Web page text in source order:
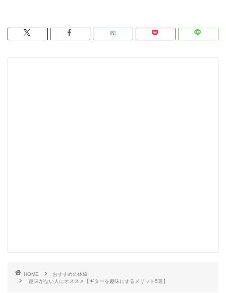
HOME
おすすめの体験
趣味がない人にオススメ【ギターを趣味にするメリット5選】